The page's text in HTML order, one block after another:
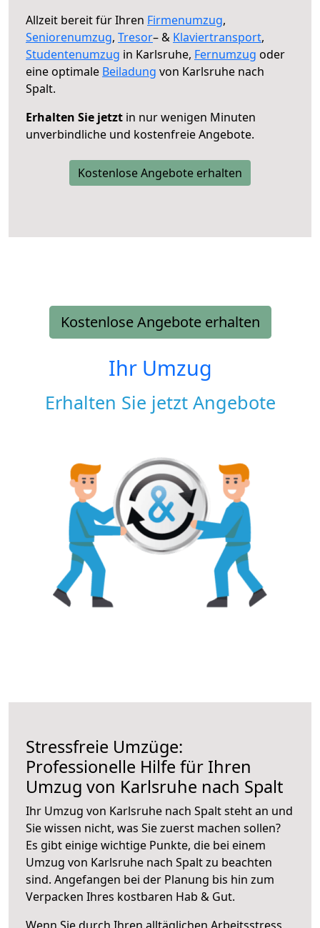
Allzeit bereit für Ihren Firmenumzug,
Seniorenumzug, Tresor– & Klaviertransport,
Studentenumzug in Karlsruhe, Fernumzug oder
eine optimale Beiladung von Karlsruhe nach
Spalt.
Erhalten Sie jetzt in nur wenigen Minuten
unverbindliche und kostenfreie Angebote.
Kostenlose Angebote erhalten
Kostenlose Angebote erhalten
Ihr Umzug
Erhalten Sie jetzt Angebote
Stressfreie Umzüge:
Professionelle Hilfe für Ihren
Umzug von Karlsruhe nach Spalt
Ihr Umzug von Karlsruhe nach Spalt steht an und
Sie wissen nicht, was Sie zuerst machen sollen?
Es gibt einige wichtige Punkte, die bei einem
Umzug von Karlsruhe nach Spalt zu beachten
sind. Angefangen bei der Planung bis hin zum
Verpacken Ihres kostbaren Hab & Gut.